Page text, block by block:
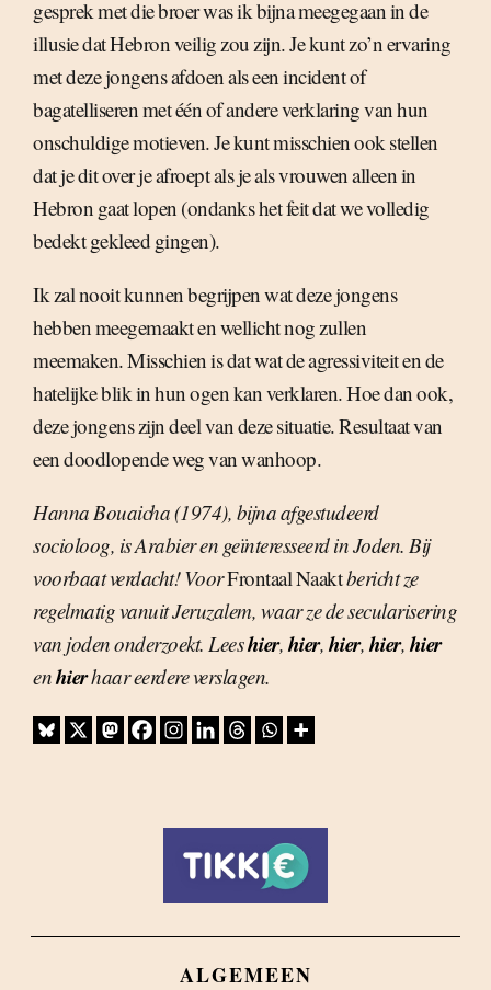
gesprek met die broer was ik bijna meegegaan in de
illusie dat Hebron veilig zou zijn. Je kunt zo’n ervaring
met deze jongens afdoen als een incident of
bagatelliseren met één of andere verklaring van hun
onschuldige motieven. Je kunt misschien ook stellen
dat je dit over je afroept als je als vrouwen alleen in
Hebron gaat lopen (ondanks het feit dat we volledig
bedekt gekleed gingen).
Ik zal nooit kunnen begrijpen wat deze jongens
hebben meegemaakt en wellicht nog zullen
meemaken. Misschien is dat wat de agressiviteit en de
hatelijke blik in hun ogen kan verklaren. Hoe dan ook,
deze jongens zijn deel van deze situatie. Resultaat van
een doodlopende weg van wanhoop.
Hanna Bouaicha (1974), bijna afgestudeerd
socioloog, is Arabier en geïnteresseerd in Joden. Bij
voorbaat verdacht! VoorFrontaal Naaktbericht ze
regelmatig vanuit Jeruzalem, waar ze de secularisering
van joden onderzoekt. Leeshier,hier,hier,hier,hier
enhierhaar eerdere verslagen.
ALGEMEEN